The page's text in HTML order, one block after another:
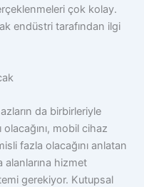
çok kolay.
endüstri tarafından ilgi
da birbirleriyle
mobil cihaz
fazla olacağını anlatan
alanlarına hizmet
gerekiyor. Kutupsal